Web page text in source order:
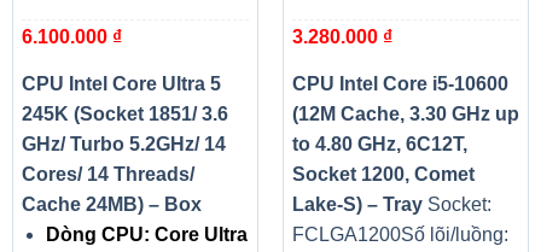
Threads/ Cache 24MB) – Box
6.100.000 ₫
CPU Intel Core Ultra 5
245K (Socket 1851/ 3.6
GHz/ Turbo 5.2GHz/ 14
Cores/ 14 Threads/
Cache 24MB) – Box
Dòng CPU: Core Ultra
1200, Comet Lake-S) – Tray
3.280.000 ₫
CPU Intel Core i5-10600
(12M Cache, 3.30 GHz up
to 4.80 GHz, 6C12T,
Socket 1200, Comet
Lake-S) – Tray Socket:
FCLGA1200Số lõi/luồng: